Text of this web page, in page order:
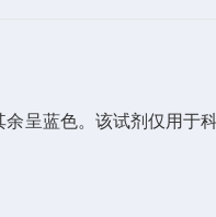
呈蓝色。该试剂仅用于